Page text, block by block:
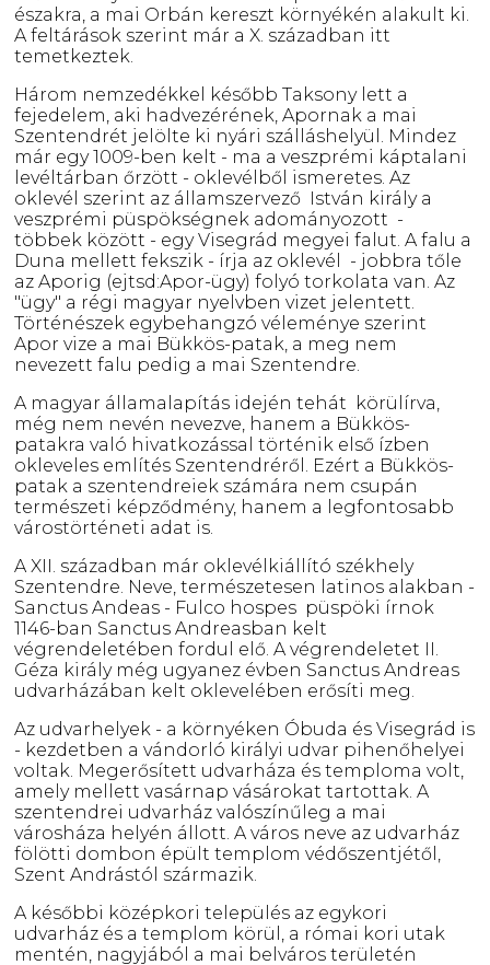
A XII. században már oklevélkiállító székhely
Szentendre. Neve, természetesen latinos alakban -
Sanctus Andeas - Fulco hospes püspöki írnok
1146-ban Sanctus Andreasban kelt
végrendeletében fordul elő. A végrendeletet II.
Géza király még ugyanez évben Sanctus Andreas
udvarházában kelt oklevelében erősíti meg.
A későbbi középkori település az egykori
udvarház és a templom körül, a római kori utak
mentén, nagyjából a mai belváros területén
Az udvarhelyek - a környéken Óbuda és Visegrád is
- kezdetben a vándorló királyi udvar pihenőhelyei
voltak. Megerősített udvarháza és temploma volt,
amely mellett vasárnap vásárokat tartottak. A
szentendrei udvarház valószínűleg a mai
városháza helyén állott. A város neve az udvarház
fölötti dombon épült templom védőszentjétől,
Szent Andrástól származik.
Három nemzedékkel később Taksony lett a
fejedelem, aki hadvezérének, Apornak a mai
Szentendrét jelölte ki nyári szálláshelyül. Mindez
már egy 1009-ben kelt - ma a veszprémi káptalani
levéltárban őrzött - oklevélből ismeretes. Az
oklevél szerint az államszervező István király a
veszprémi püspökségnek adományozott -
többek között - egy Visegrád megyei falut. A falu a
Duna mellett fekszik - írja az oklevél - jobbra tőle
az Aporig (ejtsd:Apor-ügy) folyó torkolata van. Az
"ügy" a régi magyar nyelvben vizet jelentett.
Történészek egybehangzó véleménye szerint
Apor vize a mai Bükkös-patak, a meg nem
nevezett falu pedig a mai Szentendre.
A magyar államalapítás idején tehát körülírva,
még nem nevén nevezve, hanem a Bükkös-
patakra való hivatkozással történik első ízben
okleveles említés Szentendréről. Ezért a Bükkös-
patak a szentendreiek számára nem csupán
természeti képződmény, hanem a legfontosabb
várostörténeti adat is.
északra, a mai Orbán kereszt környékén alakult ki.
A feltárások szerint már a X. században itt
temetkeztek.